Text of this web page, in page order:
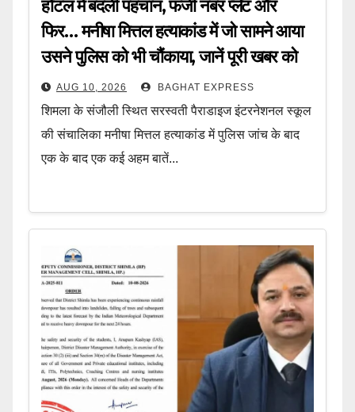
होटल में बदली पहचान, फर्जी नंबर प्लेट और
फिर… मनीषा मित्तल हत्याकांड में जो सामने आया
उसने पुलिस को भी चौंकाया, जानें पूरी खबर को
AUG 10, 2026 BAGHAT EXPRESS
शिमला के संजौली स्थित सरस्वती पैराडाइज इंटरनेशनल स्कूल
की संचालिका मनीषा मित्तल हत्याकांड में पुलिस जांच के बाद
एक के बाद एक कई अहम बातें...